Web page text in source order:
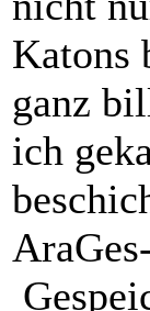
Katons
ganz
ich